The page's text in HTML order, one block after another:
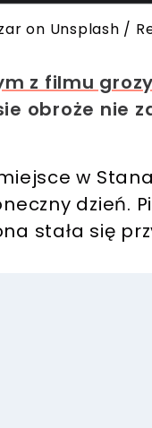
on Unsplash /
z filmu grozy
obroże nie
w
dzień.
stała się